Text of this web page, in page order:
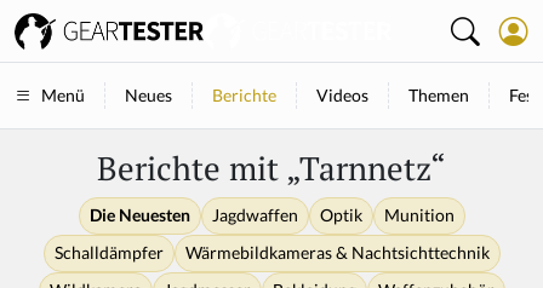
Menü Neues Berichte Videos Themen
Berichte mit „Tarnnetz“
Die Neuesten Jagdwaffen Optik
Munition
Schalldämpfer
Wärmebildkameras & Nachtsichttechnik